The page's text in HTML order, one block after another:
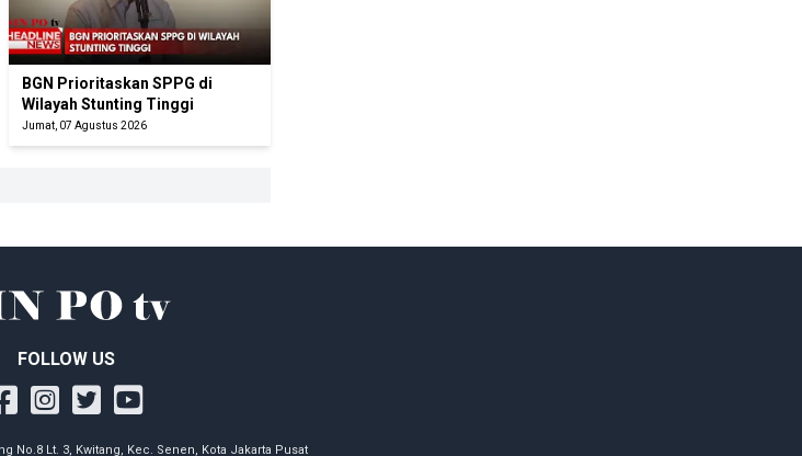
BGN Prioritaskan SPPG di
Wilayah Stunting Tinggi
Jumat, 07 Agustus 2026
FOLLOW US
No.8 Lt. 3, Kwitang, Kec. Senen, Kota Jakarta Pusat